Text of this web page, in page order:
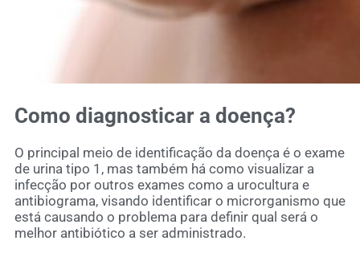
Como diagnosticar a doença?
O principal meio de identificação da doença é o exame
de urina tipo 1, mas também há como visualizar a
infecção por outros exames como a urocultura e
antibiograma, visando identificar o microrganismo que
está causando o problema para definir qual será o
melhor antibiótico a ser administrado.